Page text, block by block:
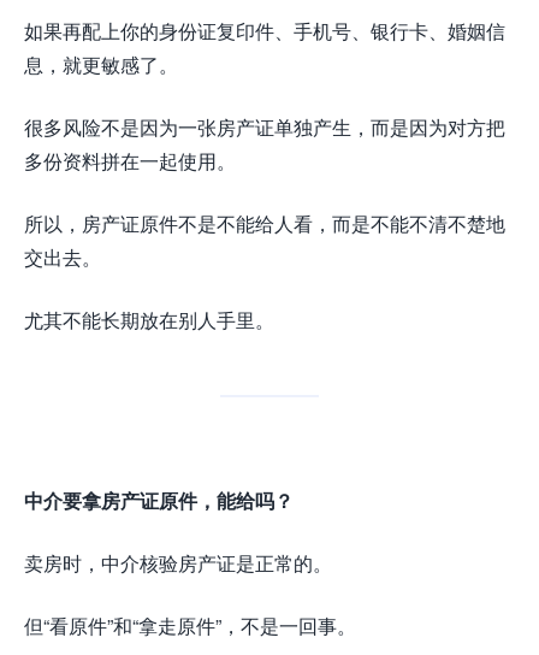
如果再配上你的身份证复印件、手机号、银行卡、婚姻信
息，就更敏感了。
很多风险不是因为一张房产证单独产生，而是因为对方把
多份资料拼在一起使用。
所以，房产证原件不是不能给人看，而是不能不清不楚地
交出去。
尤其不能长期放在别人手里。
中介要拿房产证原件，能给吗？
卖房时，中介核验房产证是正常的。
但“看原件”和“拿走原件”，不是一回事。